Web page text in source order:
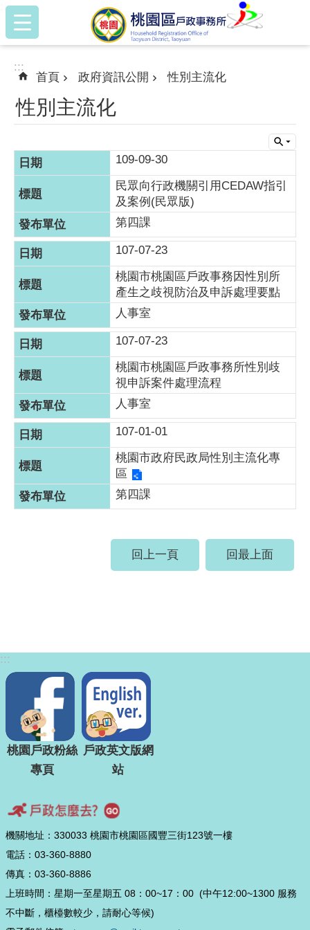
跳到主要內容區塊
:::
:::
首頁 政府資訊公開 性別主流化
性別主流化
109-09-30
民眾向行政機關引用CEDAW指引
及案例(民眾版)
第四課
107-07-23
桃園市桃園區戶政事務因性別所
產生之歧視防治及申訴處理要點
人事室
107-07-23
桃園市桃園區戶政事務所性別歧
視申訴案件處理流程
人事室
107-01-01
桃園市政府民政局性別主流化專
區
第四課
回上一頁 回最上面
:::
桃園戶政粉絲
專頁
戶政英文版網
站
機關地址：330033 桃園市桃園區國豐三街123號一樓
電話：03-360-8880
傳真：03-360-8886
上班時間：星期一至星期五 08：00~17：00 (中午12:00~1300 服務
不中斷，櫃檯數較少，請耐心等候)